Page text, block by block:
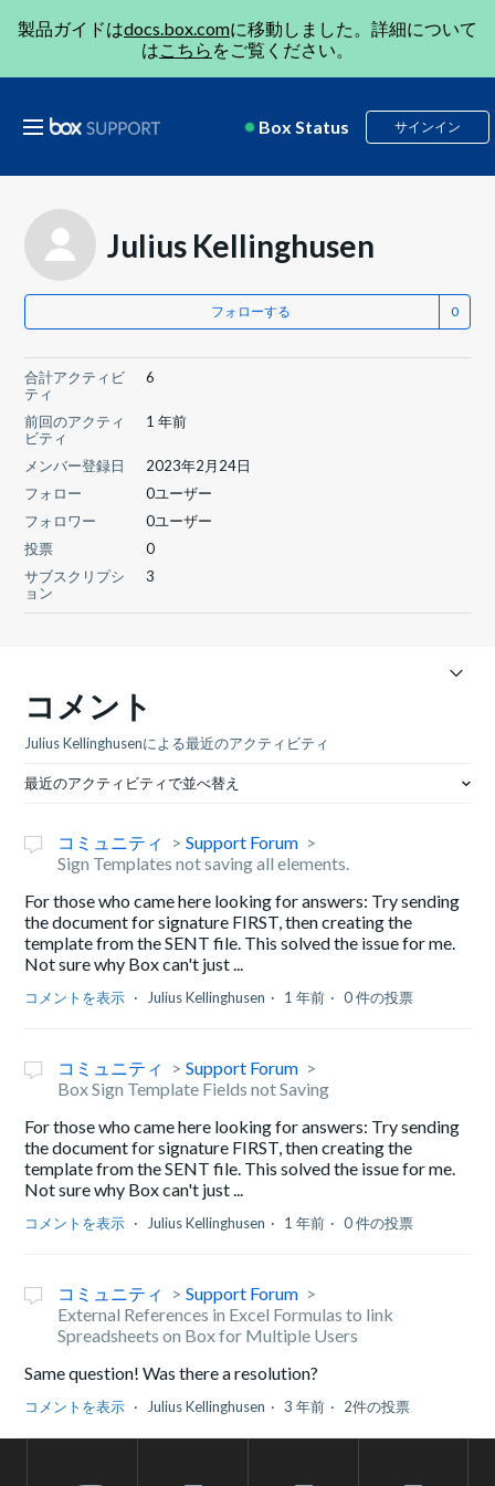
製品ガイドはdocs.box.comに移動しました。詳細について
はこちら をご覧ください。
Box Status サインイン
Julius Kellinghusen
フォローする
合計アクティビ
ティ
6
前回のアクティ
ビティ
1 年前
メンバー登録日
2023年2月24日
フォロー
0ユーザー
フォロワー
0ユーザー
投票
0
サブスクリプシ
ョン
3
コメント
Julius Kellinghusenによる最近のアクティビティ
最近のアクティビティで並べ替え
コミュニティ
Support Forum
Sign Templates not saving all elements.
For those who came here looking for answers: Try sending
the document for signature FIRST, then creating the
template from the SENT file. This solved the issue for me.
Not sure why Box can't just ...
コメントを表示 Julius Kellinghusen 1 年前 0 件の投票
コミュニティ
Support Forum
Box Sign Template Fields not Saving
For those who came here looking for answers: Try sending
the document for signature FIRST, then creating the
template from the SENT file. This solved the issue for me.
Not sure why Box can't just ...
コメントを表示 Julius Kellinghusen 1 年前 0 件の投票
コミュニティ
Support Forum
External References in Excel Formulas to link
Spreadsheets on Box for Multiple Users
Same question! Was there a resolution?
コメントを表示 Julius Kellinghusen 3 年前 2件の投票